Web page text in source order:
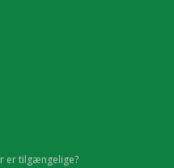
er tilgængelige?